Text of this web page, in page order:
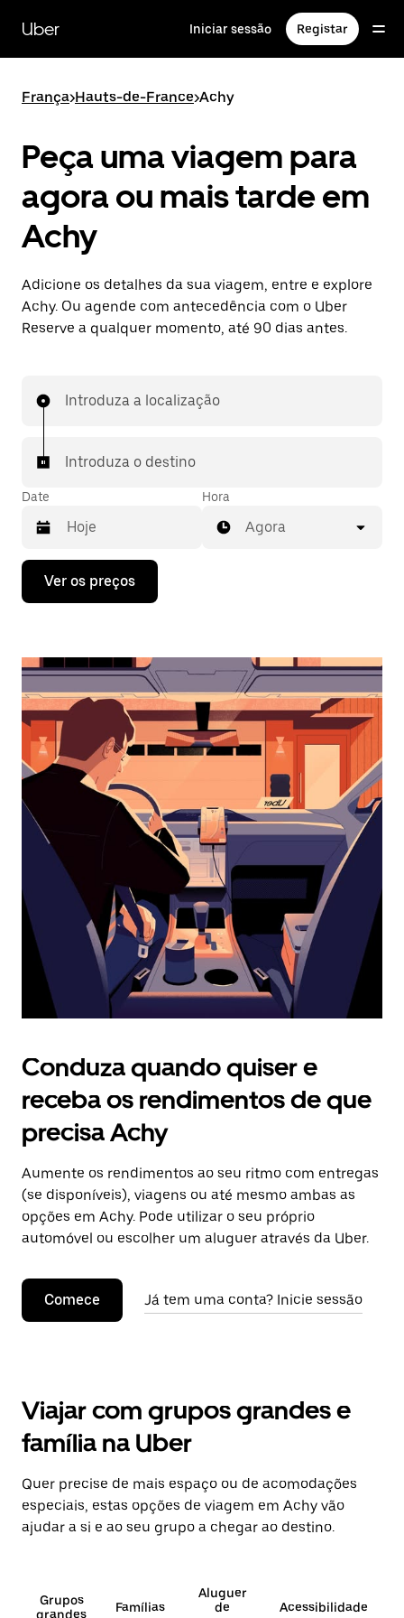
para
conteúdo
Uber Iniciar sessão Registar
França>Hauts-de-France>Achy
Peça uma viagem para
agora ou mais tarde em
Achy
Adicione os detalhes da sua viagem, entre e explore
Achy. Ou agende com antecedência com o Uber
Reserve a qualquer momento, até 90 dias antes.
Introduza a localização
Introduza o destino
Date
Prima
tecla
interagir
o
calendário
selecionar
uma
data.
Prima
o
botão
o
calendário.
Hora
Agora
Ver os preços
Conduza quando quiser e
receba os rendimentos de que
precisa Achy
Aumente os rendimentos ao seu ritmo com entregas
(se disponíveis), viagens ou até mesmo ambas as
opções em Achy. Pode utilizar o seu próprio
automóvel ou escolher um aluguer através da Uber.
Comece Já tem uma conta? Inicie sessão
Viajar com grupos grandes e
família na Uber
Quer precise de mais espaço ou de acomodações
especiais, estas opções de viagem em Achy vão
ajudar a si e ao seu grupo a chegar ao destino.
Grupos
grandes
Famílias
Aluguer
de
Acessibilidade